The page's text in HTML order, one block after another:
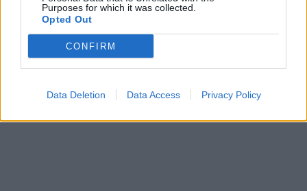
Purposes for which it was collected.
Opted Out
CONFIRM
Data Deletion Data Access Privacy Policy